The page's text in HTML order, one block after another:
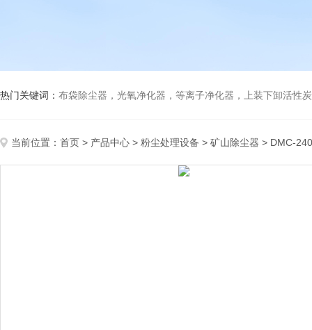
热门关键词： 布袋除尘器，光氧净化器，等离子净化器，上装下卸活性炭吸附箱，打磨除尘
当前位置： 首页 > 产品中心 > 粉尘处理设备 > 矿山除尘器 > DMC-